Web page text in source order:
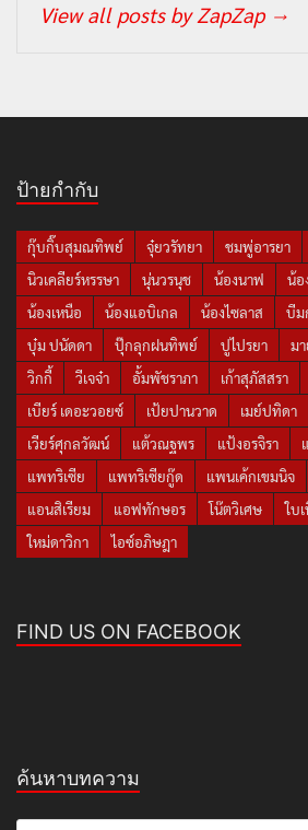
View all posts by ZapZap →
ป้ายกำกับ
กุ๊บกิ๊บสุมณทิพย์ จุ๋ยวรัทยา ชมพู่อารยา
นิวเคลียร์หรรษา
นุ่นวรนุช น้องนาฟ น้อ
น้องเหนือ
น้องแอบิเกล น้องไซลาส บีม
บุ๋ม ปนัดดา
ปุ๊กลุกฝนทิพย์ ปูไปรยา ม
วิกกี้
วีเจจ๋า อั้มพัชราภา เก้าสุภัสสรา
เบียร์ เดอะวอยซ์
เป้ยปานวาด เมย์ปทิดา
เวียร์ศุกลวัฒน์
แต้วณฐพร แป้งอรจิรา
แพทริเซีย
แพทริเซียกู๊ด แพนเค้กเขมนิจ
แอนสิเรียม
แอฟทักษอร โน๊ตวิเศษ
ใบ
ใหม่ดาวิกา
ไอซ์อภิษฎา
FIND US ON FACEBOOK
ค้นหาบทความ